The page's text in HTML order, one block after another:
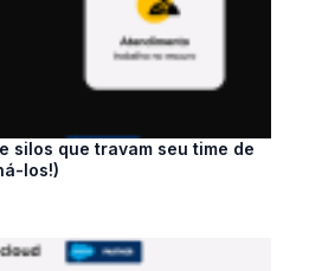
silos que travam seu time de
los!)